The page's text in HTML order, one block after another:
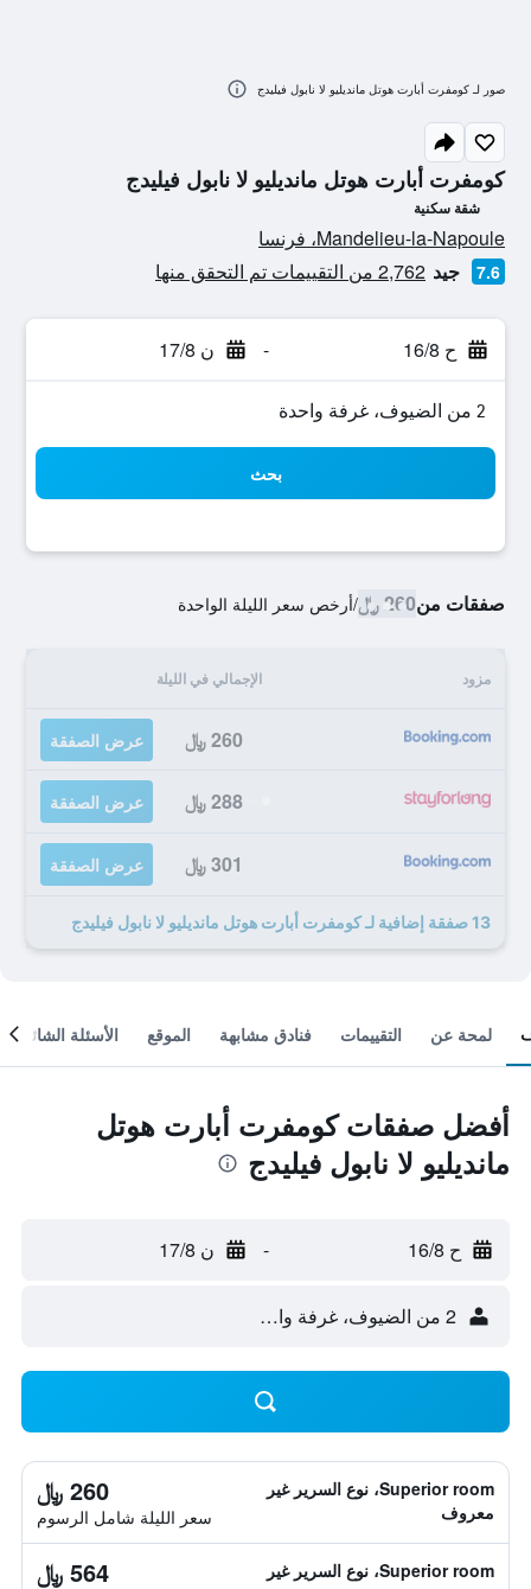
كومفرت أبارت هوتل مانديليو لا نابول فيليدج
شقة سكنية
تقييم فئة 0
Mandelieu-la-Napoule، فرنسا
7.6 جيد 2,762 من التقييمات تم التحقق منها
ح 16/8 - ن 17/8
2 من الضيوف، غرفة واحدة
بحث
صفقات من260 ﷼ /أرخص سعر الليلة الواحدة
مزود الإجمالي في الليلة
260 ﷼ عرض الصفقة
288 ﷼ عرض الصفقة
301 ﷼ عرض الصفقة
13 صفقة إضافية لـ كومفرت أبارت هوتل مانديليو لا نابول فيليدج
صور لـ كومفرت أبارت هوتل مانديليو لا نابول فيليدج
لمحة عن التقييمات فنادق مشابهة الموقع الأسئلة الشائعة
أفضل صفقات كومفرت أبارت هوتل
مانديليو لا نابول فيليدج
ح 16/8 - ن 17/8
2 من الضيوف، غرفة واحدة
Superior room، نوع السرير غير
معروف
260 ﷼
سعر الليلة شامل الرسوم
Superior room، نوع السرير غير
564 ﷼